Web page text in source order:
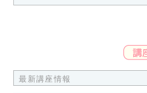
最新講座情報